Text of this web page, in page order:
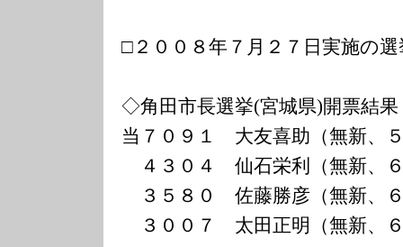
□２００８年７月２７日実施の
◇角田市長選挙(宮城県)開票結
当７０９１ 大友喜助（無新、
４３０４ 仙石栄利（無新、
３５８０ 佐藤勝彦（無新、
３００７ 太田正明（無新、